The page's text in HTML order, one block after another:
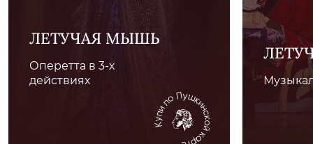
ЛЕТУЧАЯ МЫШЬ
Оперетта в 3-х
действиях